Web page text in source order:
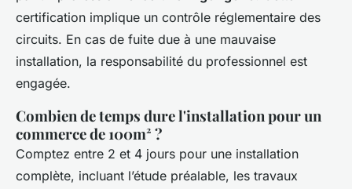
certification implique un contrôle réglementaire des
circuits. En cas de fuite due à une mauvaise
installation, la responsabilité du professionnel est
engagée.
Combien de temps dure l'installation pour un
commerce de 100m² ?
Comptez entre 2 et 4 jours pour une installation
complète, incluant l’étude préalable, les travaux